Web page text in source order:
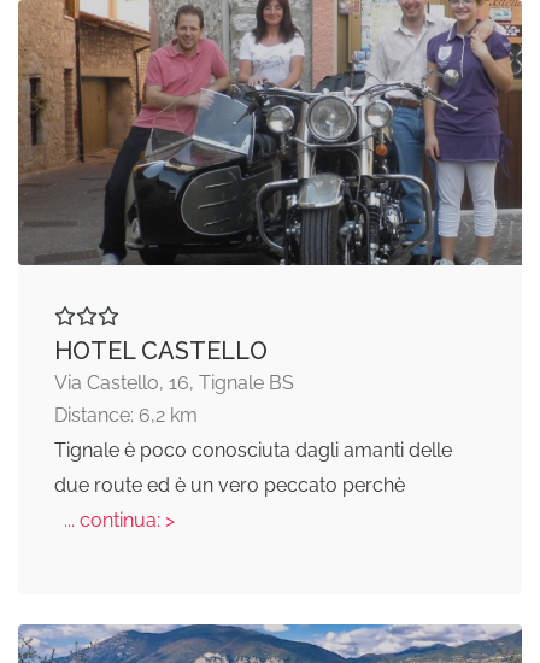
HOTEL CASTELLO
Via Castello, 16, Tignale BS
Distance: 6,2 km
Tignale è poco conosciuta dagli amanti delle
due route ed è un vero peccato perchè
... continua: >